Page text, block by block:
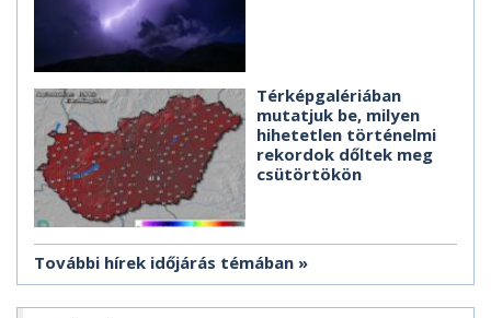
Térképgalériában
mutatjuk be, milyen
hihetetlen történelmi
rekordok dőltek meg
csütörtökön
További hírek időjárás témában